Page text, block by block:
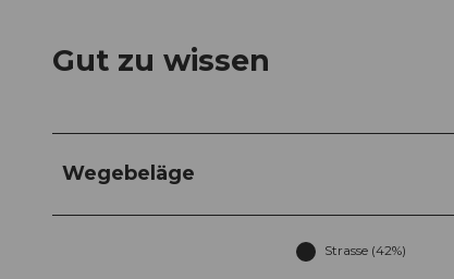
Gut zu wissen
Wegebeläge
Strasse (42%)